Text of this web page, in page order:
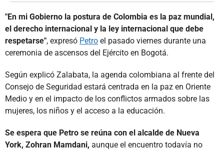
"En mi Gobierno la postura de Colombia es la paz mundial,
el derecho internacional y la ley internacional que debe
respetarse", expresó Petro el pasado viernes durante una
ceremonia de ascensos del Ejército en Bogotá.
Según explicó Zalabata, la agenda colombiana al frente del
Consejo de Seguridad estará centrada en la paz en Oriente
Medio y en el impacto de los conflictos armados sobre las
mujeres, los niños y el acceso a la educación.
Se espera que Petro se reúna con el alcalde de Nueva
York, Zohran Mamdani, aunque el encuentro todavía no